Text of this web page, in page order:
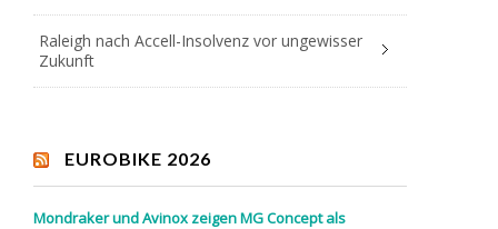
Raleigh nach Accell-Insolvenz vor ungewisser
Zukunft
EUROBIKE 2026
Mondraker und Avinox zeigen MG Concept als